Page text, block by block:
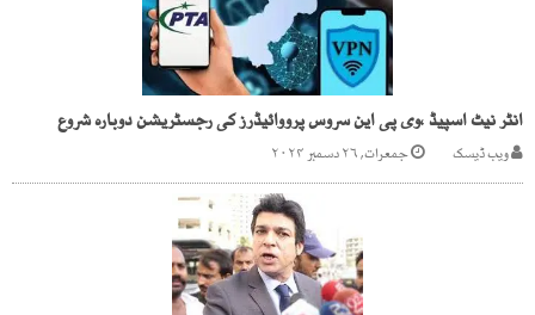
انٹر نیٹ اسپیڈ ،وی پی این سروس پرووائیڈرز کی رجسٹریشن دوبارہ شروع
ویب ڈیسک جمعرات, ۲۶ دسمبر ۲۰۲۴